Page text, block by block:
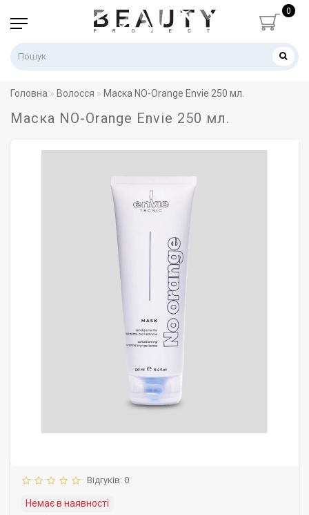
0
Головна Волосся Маска NO-Orange Envie 250 мл.
Маска NO-Orange Envie 250 мл.
Відгуків: 0
Немає в наявності